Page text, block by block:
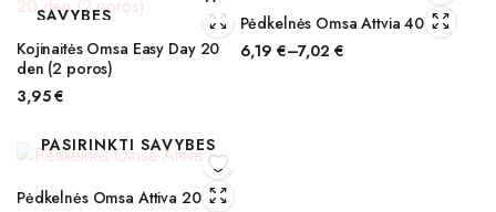
SAVYBES
Kojinaitės Omsa Easy Day 20
den (2 poros)
3,95€
Pėdkelnės Omsa Attvia 40
6,19 €–7,02 €
PASIRINKTI SAVYBES
Pėdkelnės Omsa Attiva 20